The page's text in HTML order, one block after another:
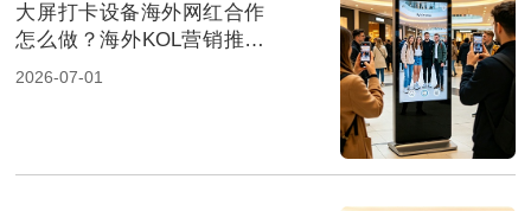
大屏打卡设备海外网红合作
怎么做？海外KOL营销推广
方案解析
2026-07-01